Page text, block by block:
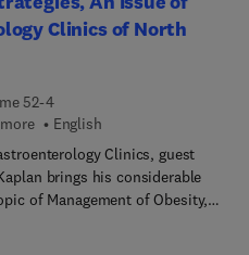
can share symptoms, it is
to have clinical
and understand their
the reader with
relating to pathology,
Clinics of North
52-4
English
Clinics, guest
brings his considerable
of Management of Obesity,